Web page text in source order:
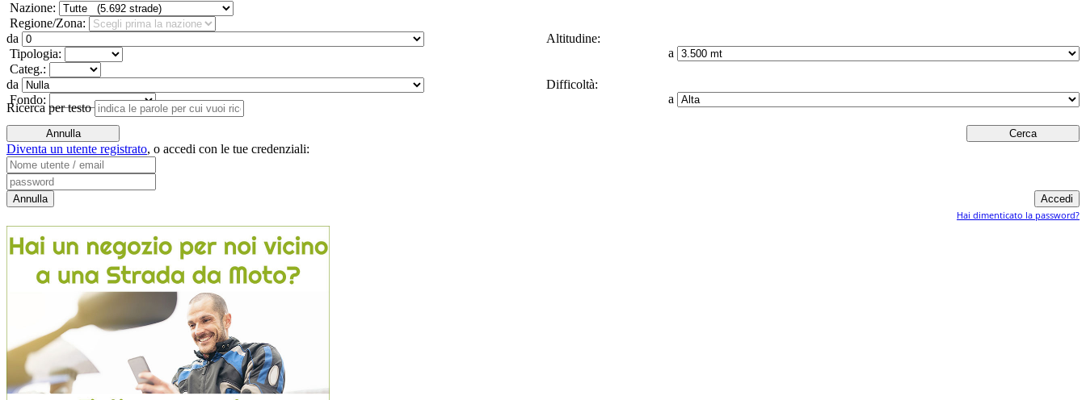
Nazione:
Regione/Zona:
Altitudine:
da
a
Tipologia:
Categ.:
Difficoltà:
da
a
Fondo:
Ricerca per testo
Diventa un utente registrato, o accedi con le tue credenziali:
Hai dimenticato la password?